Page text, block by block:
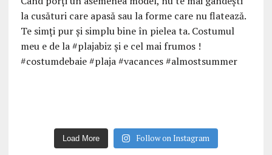
Load More Follow on Instagram